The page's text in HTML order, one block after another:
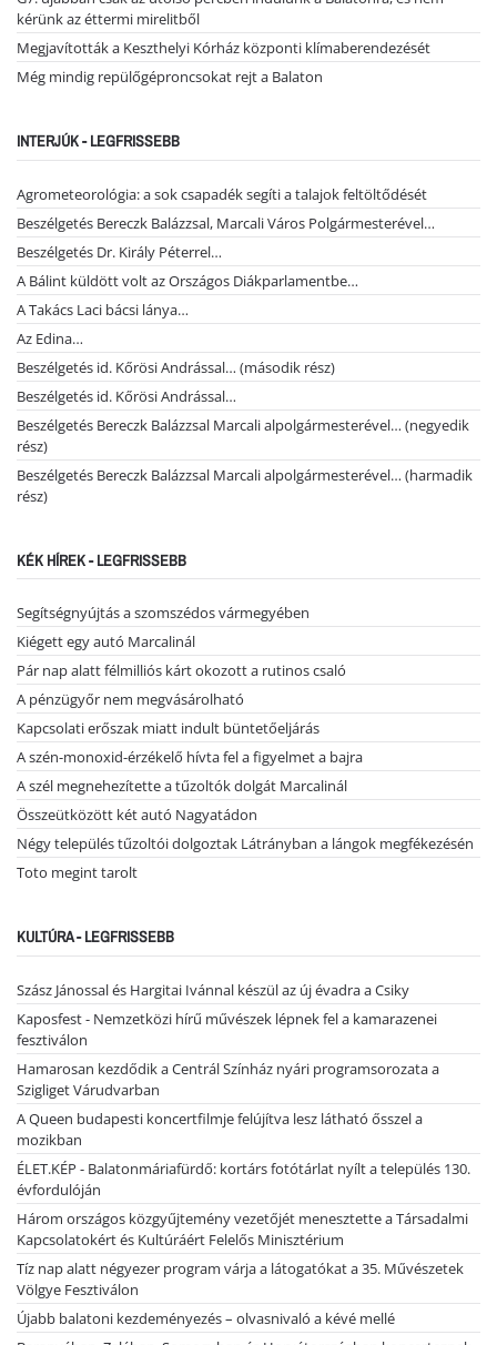
kérünk az éttermi mirelitből
Megjavították a Keszthelyi Kórház központi klímaberendezését
Még mindig repülőgéproncsokat rejt a Balaton
INTERJÚK - LEGFRISSEBB
Agrometeorológia: a sok csapadék segíti a talajok feltöltődését
Beszélgetés Bereczk Balázzsal, Marcali Város Polgármesterével…
Beszélgetés Dr. Király Péterrel…
A Bálint küldött volt az Országos Diákparlamentbe…
A Takács Laci bácsi lánya…
Az Edina…
Beszélgetés id. Kőrösi Andrással… (második rész)
Beszélgetés id. Kőrösi Andrással…
Beszélgetés Bereczk Balázzsal Marcali alpolgármesterével… (negyedik
rész)
Beszélgetés Bereczk Balázzsal Marcali alpolgármesterével… (harmadik
rész)
KÉK HÍREK - LEGFRISSEBB
Segítségnyújtás a szomszédos vármegyében
Kiégett egy autó Marcalinál
Pár nap alatt félmilliós kárt okozott a rutinos csaló
A pénzügyőr nem megvásárolható
Kapcsolati erőszak miatt indult büntetőeljárás
A szén-monoxid-érzékelő hívta fel a figyelmet a bajra
A szél megnehezítette a tűzoltók dolgát Marcalinál
Összeütközött két autó Nagyatádon
Négy település tűzoltói dolgoztak Látrányban a lángok megfékezésén
Toto megint tarolt
KULTÚRA - LEGFRISSEBB
Szász Jánossal és Hargitai Ivánnal készül az új évadra a Csiky
Kaposfest - Nemzetközi hírű művészek lépnek fel a kamarazenei
fesztiválon
Hamarosan kezdődik a Centrál Színház nyári programsorozata a
Szigliget Várudvarban
A Queen budapesti koncertfilmje felújítva lesz látható ősszel a
mozikban
ÉLET.KÉP - Balatonmáriafürdő: kortárs fotótárlat nyílt a település 130.
évfordulóján
Három országos közgyűjtemény vezetőjét menesztette a Társadalmi
Kapcsolatokért és Kultúráért Felelős Minisztérium
Tíz nap alatt négyezer program várja a látogatókat a 35. Művészetek
Völgye Fesztiválon
Újabb balatoni kezdeményezés – olvasnivaló a kévé mellé